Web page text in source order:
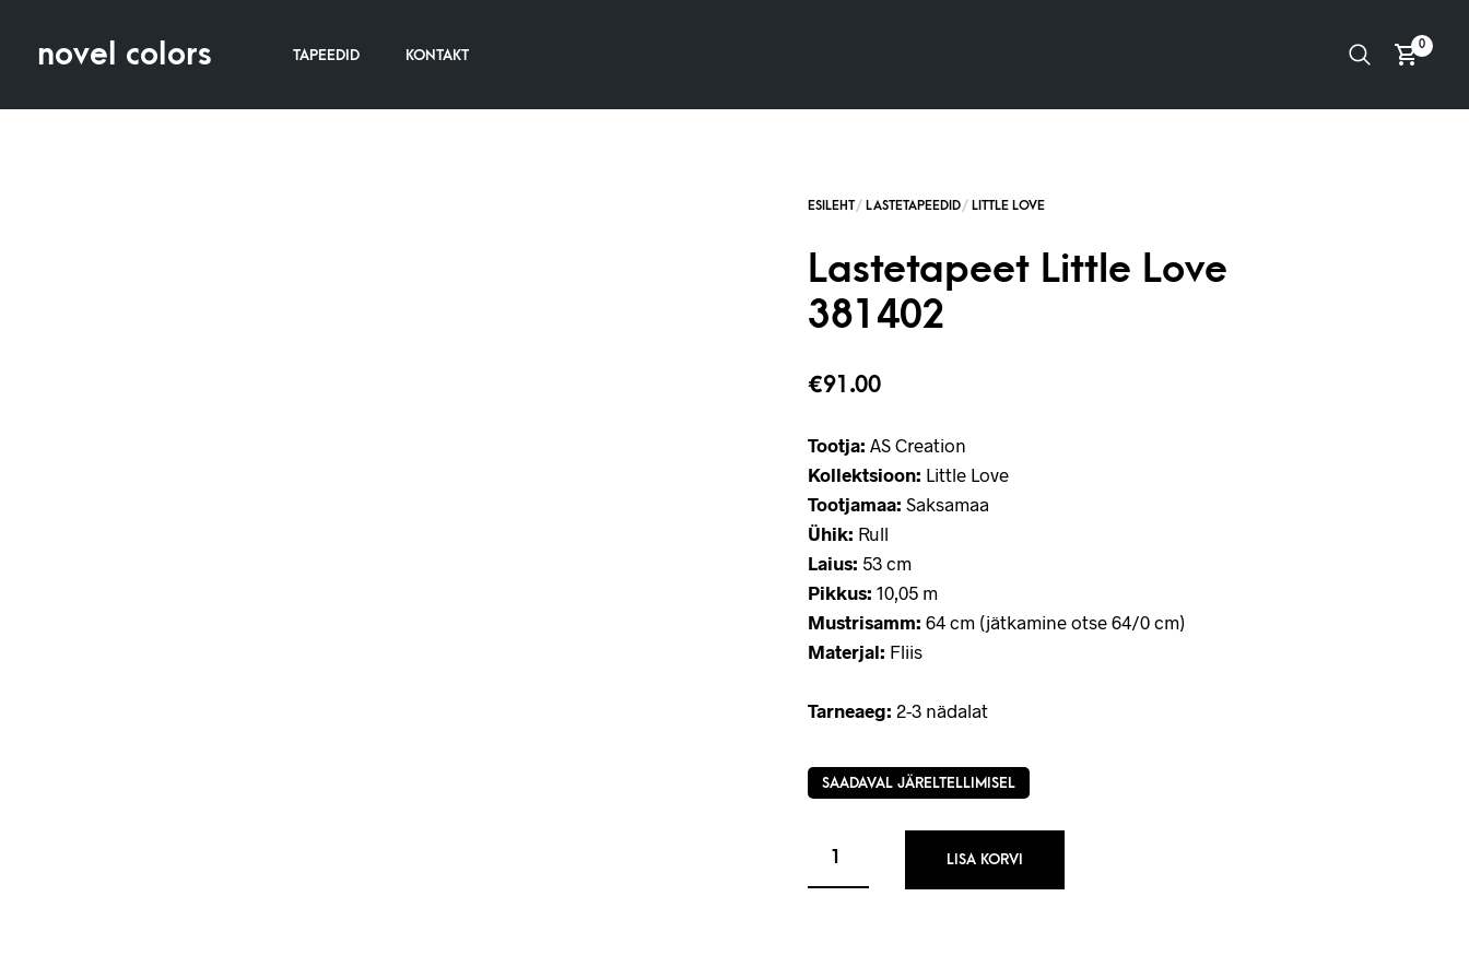
TAPEEDID KONTAKT
novel colors 0
Lastetapeet Little Love
381402
€91.00
Tootja: AS Creation
Kollektsioon: Little Love
Tootjamaa: Saksamaa
Ühik: Rull
Laius: 53 cm
Pikkus: 10,05 m
Mustrisamm: 64 cm (jätkamine otse 64/0 cm)
Materjal: Fliis
Tarneaeg: 2-3 nädalat
SAADAVAL JÄRELTELLIMISEL
LISA KORVI